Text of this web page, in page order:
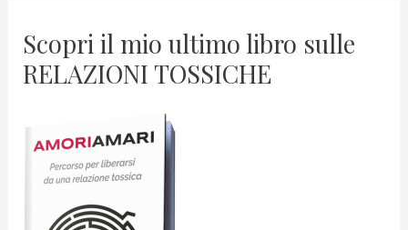
Scopri il mio ultimo libro sulle
RELAZIONI TOSSICHE